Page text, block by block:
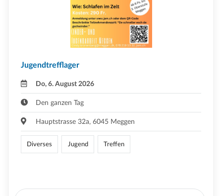
Jugendtrefflager
Do, 6. August 2026
Den ganzen Tag
Hauptstrasse 32a, 6045 Meggen
Diverses Jugend Treffen